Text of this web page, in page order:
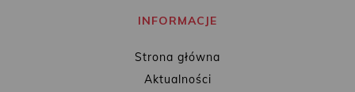
INFORMACJE
Strona główna
Aktualności